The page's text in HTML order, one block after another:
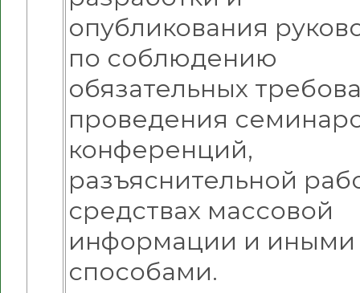
опубликования
по соблюдению
обязательных
проведения
конференций,
разъяснительной
средствах массовой
информации и иными
способами.